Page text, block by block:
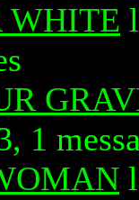
WHITE
1